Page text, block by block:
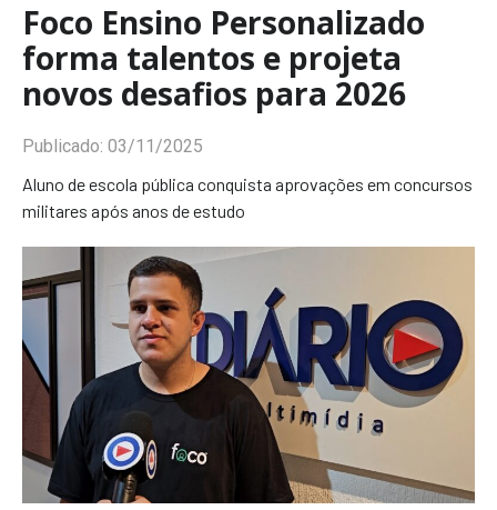
Foco Ensino Personalizado
forma talentos e projeta
novos desafios para 2026
Publicado: 03/11/2025
Aluno de escola pública conquista aprovações em concursos
militares após anos de estudo